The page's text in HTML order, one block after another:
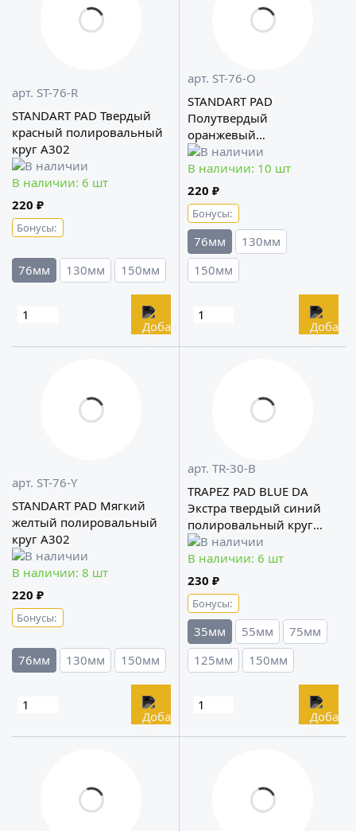
арт. ST-76-R
STANDART PAD Твердый
красный полировальный
круг A302
В наличии: 6 шт
220 ₽
Бонусы:
76мм 130мм 150мм
арт. ST-76-O
STANDART PAD
Полутвердый
оранжевый
полировальный круг
A302
В наличии: 10 шт
220 ₽
Бонусы:
76мм
130мм
150мм
арт. ST-76-Y
STANDART PAD Мягкий
желтый полировальный
круг A302
В наличии: 8 шт
220 ₽
Бонусы:
76мм 130мм 150мм
арт. TR-30-B
TRAPEZ PAD BLUE DA
Экстра твердый синий
полировальный круг
А302
В наличии: 6 шт
230 ₽
Бонусы:
35мм 55мм
75мм
125мм
150мм